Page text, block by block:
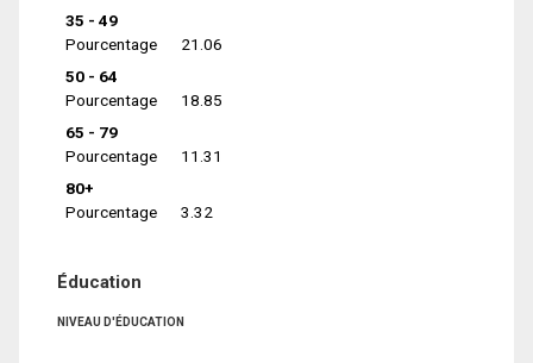
35 - 49
Pourcentage
21.06
50 - 64
Pourcentage
18.85
65 - 79
Pourcentage
11.31
80+
Pourcentage
3.32
Éducation
NIVEAU D'ÉDUCATION